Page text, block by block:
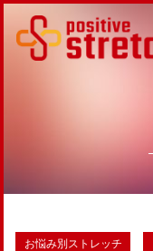
お悩み別ストレッチ